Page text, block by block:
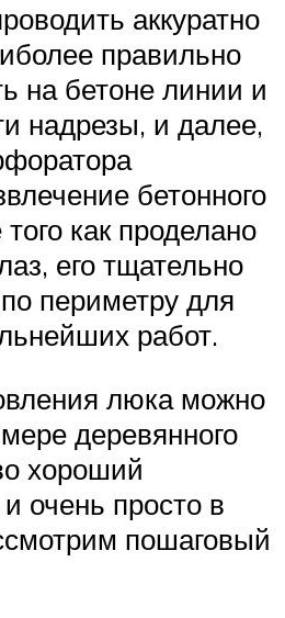
аккуратно
правильно
на бетоне линии и
надрезы, и далее,
бетонного
как проделано
его тщательно
периметру для
работ.
люка можно
деревянного
хороший
очень просто в
пошаговый